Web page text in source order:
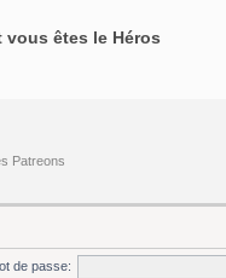
êtes le Héros
Patreons
de passe: